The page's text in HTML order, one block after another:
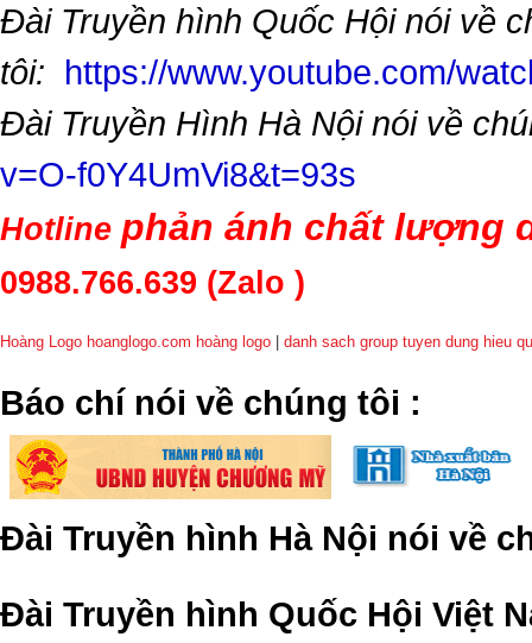
Đài Truyền hình Quốc Hội nói về
tôi: https://www.youtube.com/
Đài Truyền Hình Hà Nội nói về
v=O-f0Y4UmVi8&t=93s
Hotline phản ánh chất lượng
0988.766.639 (Zalo )
Hoàng Logo hoanglogo.com hoàng logo danh sach group tuyen dung hieu
​Báo chí nói về chúng tôi :
Đài Truyền hình Hà Nội nói về
Đài Truyền hình Quốc Hội Việt